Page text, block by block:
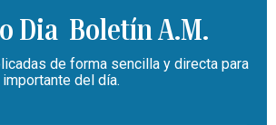
Boletín A.M.
de forma sencilla y directa para
del día.